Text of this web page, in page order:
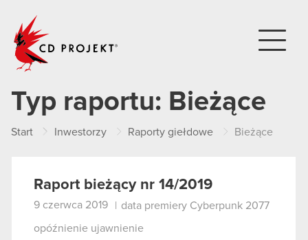
Typ raportu: Bieżące
Start Inwestorzy Raporty giełdowe Bieżące
Raport bieżący nr 14/2019
9 czerwca 2019 data premiery Cyberpunk 2077
opóźnienie ujawnienie